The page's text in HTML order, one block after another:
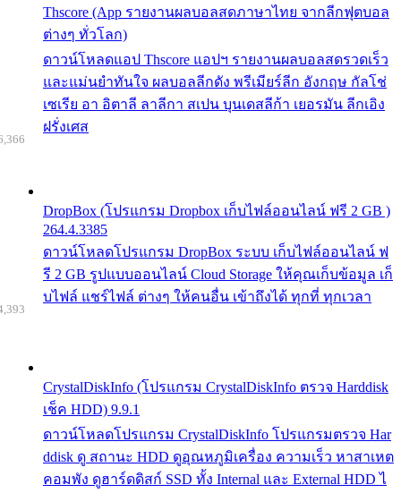
Thscore (App รายงานผลบอลสดภาษาไทย จากลีกฟุตบอล
ต่างๆ ทั่วโลก)
ดาวน์โหลดแอป Thscore แอปฯ รายงานผลบอลสดรวดเร็ว
และแม่นยำทันใจ ผลบอลลีกดัง พรีเมียร์ลีก อังกฤษ กัลโช่
เซเรีย อา อิตาลี ลาลีกา สเปน บุนเดสลีก้า เยอรมัน ลีกเอิง
ฝรั่งเศส
DropBox (โปรแกรม Dropbox เก็บไฟล์ออนไลน์ ฟรี 2 GB )
264.4.3385
ดาวน์โหลดโปรแกรม DropBox ระบบ เก็บไฟล์ออนไลน์ ฟ
รี 2 GB รูปแบบออนไลน์ Cloud Storage ให้คุณเก็บข้อมูล เก็
บไฟล์ แชร์ไฟล์ ต่างๆ ให้คนอื่น เข้าถึงได้ ทุกที่ ทุกเวลา
CrystalDiskInfo (โปรแกรม CrystalDiskInfo ตรวจ Harddisk
เช็ค HDD) 9.9.1
ดาวน์โหลดโปรแกรม CrystalDiskInfo โปรแกรมตรวจ Har
ddisk ดู สถานะ HDD ดูอุณหภูมิเครื่อง ความเร็ว หาสาเหต
คอมพัง ดูฮาร์ดดิสก์ SSD ทั้ง Internal และ External HDD ไ